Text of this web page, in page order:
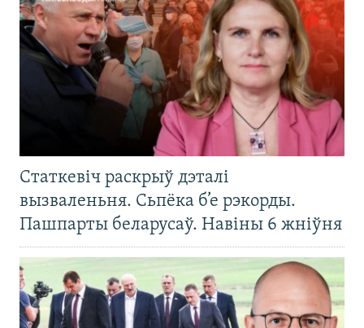
Статкевіч раскрыў дэталі
вызваленьня. Сьпёка б’е рэкорды.
Пашпарты беларусаў. Навіны 6 жніўня